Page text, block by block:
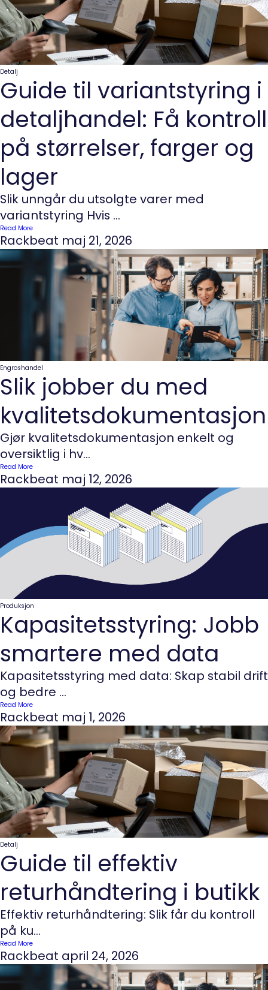
Detalj
Guide til variantstyring i
detaljhandel: Få kontroll
på størrelser, farger og
lager
Slik unngår du utsolgte varer med
variantstyring Hvis ...
Read More
Rackbeat maj 21, 2026
Engroshandel
Slik jobber du med
kvalitetsdokumentasjon
Gjør kvalitetsdokumentasjon enkelt og
oversiktlig i hv...
Read More
Rackbeat maj 12, 2026
Produksjon
Kapasitetsstyring: Jobb
smartere med data
Kapasitetsstyring med data: Skap stabil drift
og bedre ...
Read More
Rackbeat maj 1, 2026
Detalj
Guide til effektiv
returhåndtering i butikk
Effektiv returhåndtering: Slik får du kontroll
på ku...
Read More
Rackbeat april 24, 2026